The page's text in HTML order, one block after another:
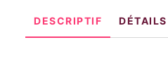
DESCRIPTIF DÉTAILS